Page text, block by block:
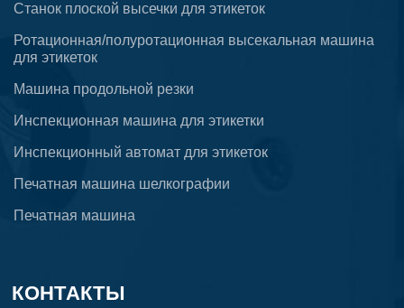
Станок плоской высечки для этикеток
Ротационная/полуротационная высекальная машина
для этикеток
Машина продольной резки
Инспекционная машина для этикетки
Инспекционный автомат для этикеток
Печатная машина шелкографии
Печатная машина
КОНТАКТЫ